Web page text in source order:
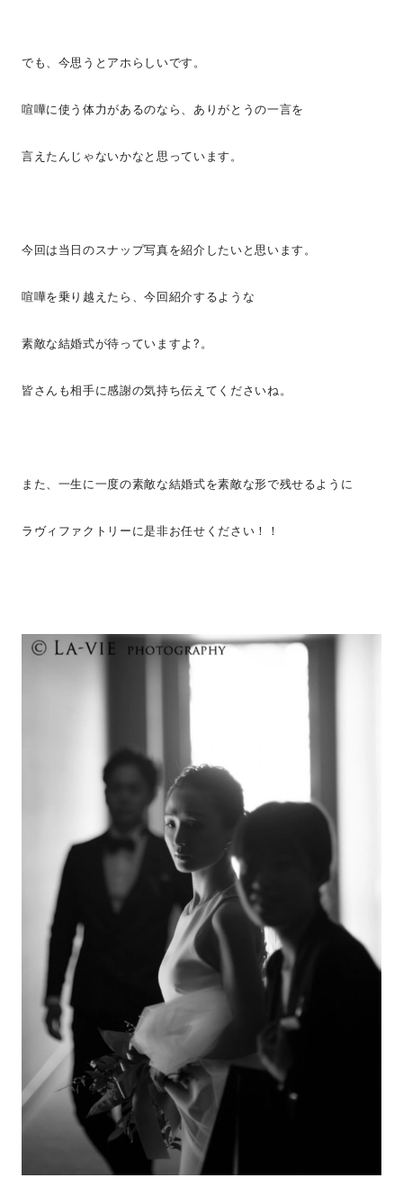
でも、今思うとアホらしいです。
喧嘩に使う体力があるのなら、ありがとうの一言を
言えたんじゃないかなと思っています。
今回は当日のスナップ写真を紹介したいと思います。
喧嘩を乗り越えたら、今回紹介するような
素敵な結婚式が待っていますよ?。
皆さんも相手に感謝の気持ち伝えてくださいね。
また、一生に一度の素敵な結婚式を素敵な形で残せるように
ラヴィファクトリーに是非お任せください！！